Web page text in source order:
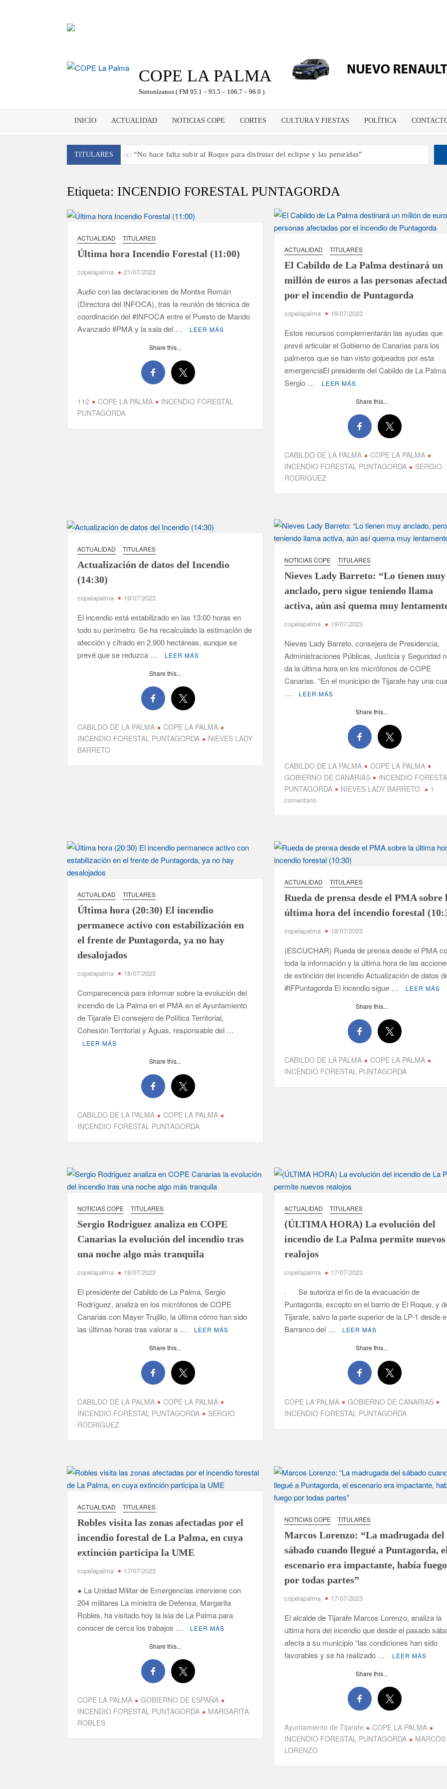
COPE LA PALMA
Sintonízanos ( FM 95.1 – 93.5 – 106.7 – 96.0 )
INICIO ACTUALIDAD NOTICIAS COPE CORTES CULTURA Y FIESTAS POLÍTICA
TITULARES
Antonio González: “No hace falta subir al Roque para disfrutar del eclipse y las perseidas”
José Carlos Martín: “La Palma tendrá antes de 2030 un torneo de ajedrez con 200 jugadores”
Víctor González destaca el papel del deporte como dinamizador de Los Llanos de Aridane
David Ruiz rechaza las críticas de Nueva Canarias y defiende que Tazacorte “avanza y cumple objetivos”
La Palma impulsa la inserción laboral de mujeres víctimas de violencia de género con el apoyo empresarial
El Día de la Cometa reúne a cientos de familias en Santa Cruz de La Palma y refuerza el comercio local en su
sexta edición
Borja Perdomo acusa al Gobierno del Cabildo de falta de planificación y exige respuestas sobre las pérdidas
Jacob Qadri reclama prioridad para los pacientes de las islas no capitalinas derivados a hospitales de Tenerife
Etiqueta: INCENDIO FORESTAL PUNTAGORDA
ACTUALIDAD TITULARES
Última hora Incendio Forestal (11:00)
copelapalma 21/07/2023
Audio con las declaraciones de Montse Román
(Directora del INFOCA), tras la reunión de técnica de
coordinación del #INFOCA entre el Puesto de Mando
Avanzado #PMA y la sala del …
LEER MÁS
Share this...
112 COPE LA PALMA
INCENDIO FORESTAL
PUNTAGORDA
ACTUALIDAD TITULARES
El Cabildo de La Palma destinará un
millón de euros a las personas
por el incendio de Puntagorda
copelapalma 19/07/2023
Estos recursos complementarán las ayudas que
prevé articular el Gobierno de Canarias para los
palmeros que se han visto golpeados por esta
emergenciaEl presidente del Cabildo de La
Sergio …
LEER MÁS
Share this...
CABILDO DE LA PALMA
COPE LA PALMA
INCENDIO FORESTAL PUNTAGORDA
SERGIO
RODRÍGUEZ
ACTUALIDAD TITULARES
Actualización de datos del Incendio
(14:30)
copelapalma 19/07/2023
El incendio está estabilizado en las 13:00 horas en
todo su perímetro. Se ha recalculado la estimación de
afección y cifrado en 2.900 hectáreas, aunque se
prevé que se reduzca …
LEER MÁS
Share this...
CABILDO DE LA PALMA
COPE LA PALMA
INCENDIO FORESTAL PUNTAGORDA
NIEVES LADY
BARRETO
NOTICIAS COPE TITULARES
Nieves Lady Barreto: “Lo tienen muy
anclado, pero sigue teniendo llama
activa, aún así quema muy
copelapalma 19/07/2023
Nieves Lady Barreto, consejera de Presidencia,
Administraciones Públicas, Justicia y Seguridad
da la última hora en los micrófonos de COPE
Canarias. “En el municipio de Tijarafe hay una
…
LEER MÁS
Share this...
CABILDO DE LA PALMA
COPE LA PALMA
GOBIERNO DE CANARIAS
INCENDIO
PUNTAGORDA
NIEVES LADY BARRETO
1
comentarioen
tienen
muy
pero
sigue
teniendo
activa,
así
quema
muy
lentamente”
ACTUALIDAD TITULARES
Última hora (20:30) El incendio
permanece activo con estabilización en
el frente de Puntagorda, ya no hay
desalojados
copelapalma 18/07/2023
Comparecencia para informar sobre la evolución del
incendio de La Palma en el PMA en el Ayuntamiento
de Tijarafe El consejero de Política Territorial,
Cohesión Territorial y Aguas, responsable del …
LEER MÁS
Share this...
CABILDO DE LA PALMA
COPE LA PALMA
INCENDIO FORESTAL PUNTAGORDA
ACTUALIDAD TITULARES
Rueda de prensa desde el PMA sobre
última hora del incendio forestal
copelapalma 18/07/2023
(ESCUCHAR) Rueda de prensa desde el PMA
toda la información y la última hora de las
de extinción del incendio Actualización de datos
#IFPuntagorda El incendio sigue …
LEER MÁS
Share this...
CABILDO DE LA PALMA
COPE LA PALMA
INCENDIO FORESTAL PUNTAGORDA
NOTICIAS COPE TITULARES
Sergio Rodriguez analiza en COPE
Canarias la evolución del incendio tras
una noche algo más tranquila
copelapalma 18/07/2023
El presidente del Cabildo de La Palma, Sergio
Rodríguez, analiza en los micrófonos de COPE
Canarias con Mayer Trujillo, la última cómo han sido
las últimas horas tras valorar a …
LEER MÁS
Share this...
CABILDO DE LA PALMA
COPE LA PALMA
INCENDIO FORESTAL PUNTAGORDA
SERGIO
RODRÍGUEZ
ACTUALIDAD TITULARES
(ÚLTIMA HORA) La evolución del
incendio de La Palma permite nuevos
realojos
copelapalma 17/07/2023
· Se autoriza el fin de la evacuación de
Puntagorda, excepto en el barrio de El Roque, y
Tijarafe, salvo la parte superior de la LP-1 desde
Barranco del …
LEER MÁS
Share this...
COPE LA PALMA
GOBIERNO DE CANARIAS
INCENDIO FORESTAL PUNTAGORDA
ACTUALIDAD TITULARES
Robles visita las zonas afectadas por el
incendio forestal de La Palma, en cuya
extinción participa la UME
copelapalma 17/07/2023
● La Unidad Militar de Emergencias interviene con
204 militares La ministra de Defensa, Margarita
Robles, ha visitado hoy la isla de La Palma para
conocer de cerca los trabajos …
LEER MÁS
Share this...
COPE LA PALMA
GOBIERNO DE ESPAÑA
INCENDIO FORESTAL PUNTAGORDA
MARGARITA
ROBLES
NOTICIAS COPE TITULARES
Marcos Lorenzo: “La madrugada del
sábado cuando llegué a Puntagorda,
escenario era impactante, había fuego
por todas partes”
copelapalma 17/07/2023
El alcalde de Tijarafe Marcos Lorenzo, analiza la
última hora del incendio que desde el pasado
afecta a su municipio “las condiciones han sido
favorables y se ha realizado …
LEER MÁS
Share this...
Ayuntamiento de Tijarafe
COPE LA PALMA
INCENDIO FORESTAL PUNTAGORDA
MARCOS
LORENZO